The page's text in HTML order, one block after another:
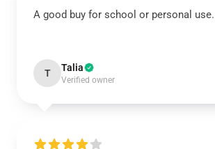
A good buy for school or personal
T Talia
Verified owner